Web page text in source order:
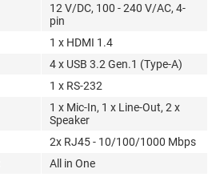
12 V/DC, 100 - 240 V/AC, 4-
pin
1 x HDMI 1.4
4 x USB 3.2 Gen.1 (Type-A)
1 x RS-232
1 x Mic-In, 1 x Line-Out, 2 x
Speaker
2x RJ45 - 10/100/1000 Mbps
All in One